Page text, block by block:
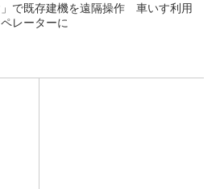
」で既存建機を遠隔操作 車いす利用
レーターに